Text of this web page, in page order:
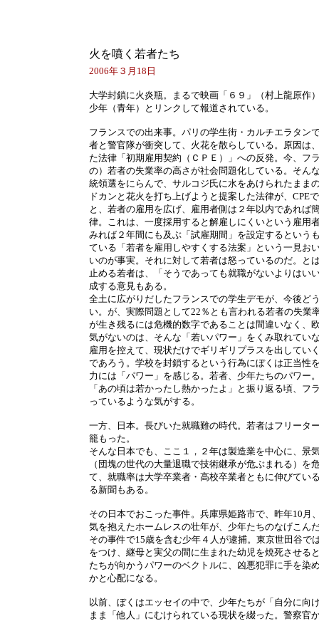
大学封鎖に火炎瓶。まるで映画「６９」（村上龍原作
少年（青年）とリンクして報道されている。
フランスでの出来事。パリの学生街・カルチエラタン
者と警官隊が衝突して、火花を散らしている。原因は
た法律「初期雇用契約（ＣＰＥ）」への反発。今、フ
の）若者の失業率の高さが社会問題化している。そん
統領選をにらんで、サルコジ氏に水をあけられたまま
ドカンと花火を打ち上げようと提案した法律が、CPE
と、若者の雇用を広げ、雇用者側は２年以内であれば
律。これは、一度採用すると解雇しにくいという雇用
みれば２年間にも及ぶ「試雇期間」を設定するという
ている「若者を雇用しやすくする法案」という一見お
いのが事実。それに対して若者は怒っているのだ。と
止める若者は、「そうであっても就職がないよりはい
成する意見もある。
全土に広がりだしたフランスでの学生デモが、今後ど
い。が、実際問題として22％とも言われる若者の失業
が生き残るには危機的数字であることは間違いなく、
気がないのは、そんな「若いパワー」をくみ取れてい
雇用を控えて、現状だけでギリギリプラスを出してい
であろう。学校を封鎖するという行為にぼくは正当性
力には「パワー」を感じる。若者、少年たちのパワー
「あの頃は若かったし熱かったよ」と振り返る頃、フ
っているような気がする。
一方、日本。長びいた就職難の時代。若者はフリータ
籠もった。
そんな日本でも、ここ１，２年は製造業を中心に、景
（団塊の世代の大量退職で技術継承が危ぶまれる）を
て、就職率は大学卒業者・高校卒業者ともに伸びてい
る新聞もある。
その日本でおこった事件。兵庫県姫路市で、昨年10月
気を抱えたホームレスの壮年が、少年たちのなげこん
その事件で15歳を含む少年４人が逮捕。東京世田谷で
をつけ、継母と実父の間に生まれた幼児を焼死させる
たちが向かうパワーのベクトルに、凶悪犯罪に手を染
かと心配になる。
以前、ぼくはエッセイの中で、少年たちが「自分に向
まま「他人」にむけられている現状を綴った。警察官
火を噴く若者たち
2006年３月18日